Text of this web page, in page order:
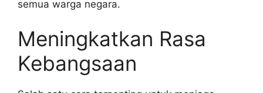
semua warga negara.
Meningkatkan Rasa
Kebangsaan